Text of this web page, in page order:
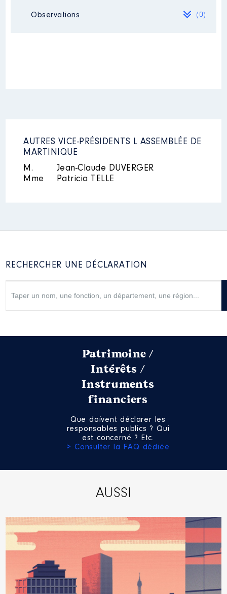
Néant
Observations (0)
AUTRES VICE-PRÉSIDENTS L ASSEMBLÉE DE
MARTINIQUE
M.
Jean-Claude DUVERGER
Mme
Patricia TELLE
RECHERCHER UNE DÉCLARATION
Patrimoine /
Intérêts /
Instruments
financiers
Que doivent déclarer les
responsables publics ? Qui
est concerné ? Etc.
> Consulter la FAQ dédiée
AUSSI